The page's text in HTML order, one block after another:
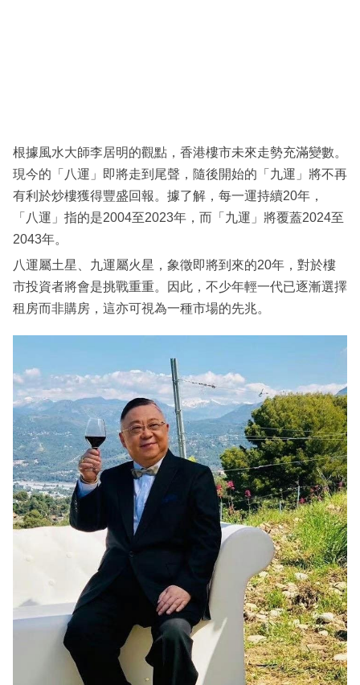
區
根據風水大師李居明的觀點，香港樓市未來走勢充滿變數。
現今的「八運」即將走到尾聲，隨後開始的「九運」將不再
有利於炒樓獲得豐盛回報。據了解，每一運持續20年，
「八運」指的是2004至2023年，而「九運」將覆蓋2024至
2043年。
八運屬土星、九運屬火星，象徵即將到來的20年，對於樓
市投資者將會是挑戰重重。因此，不少年輕一代已逐漸選擇
租房而非購房，這亦可視為一種市場的先兆。